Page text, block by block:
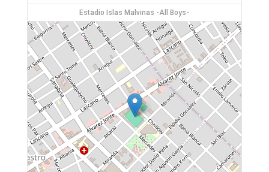
Estadio Islas Malvinas -All Boys-